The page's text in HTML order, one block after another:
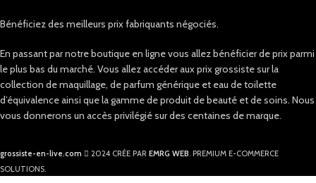
Bénéficiez des meilleurs prix fabriquants négociés.
En passant par notre boutique en ligne vous allez bénéficier de prix parmi
le plus bas du marché. Vous allez accéder aux prix grossiste sur la
collection de maquillage, de parfum générique et eau de toilette
d’équivalence ainsi que la gamme de produit de beauté et de soins. Nous
vous donnerons un accès privilégié sur des centaines de marque.
grossiste-en-live.com 2024 CRÉE PAR EMRG WEB . PREMIUM E-COMMERCE
SOLUTIONS.